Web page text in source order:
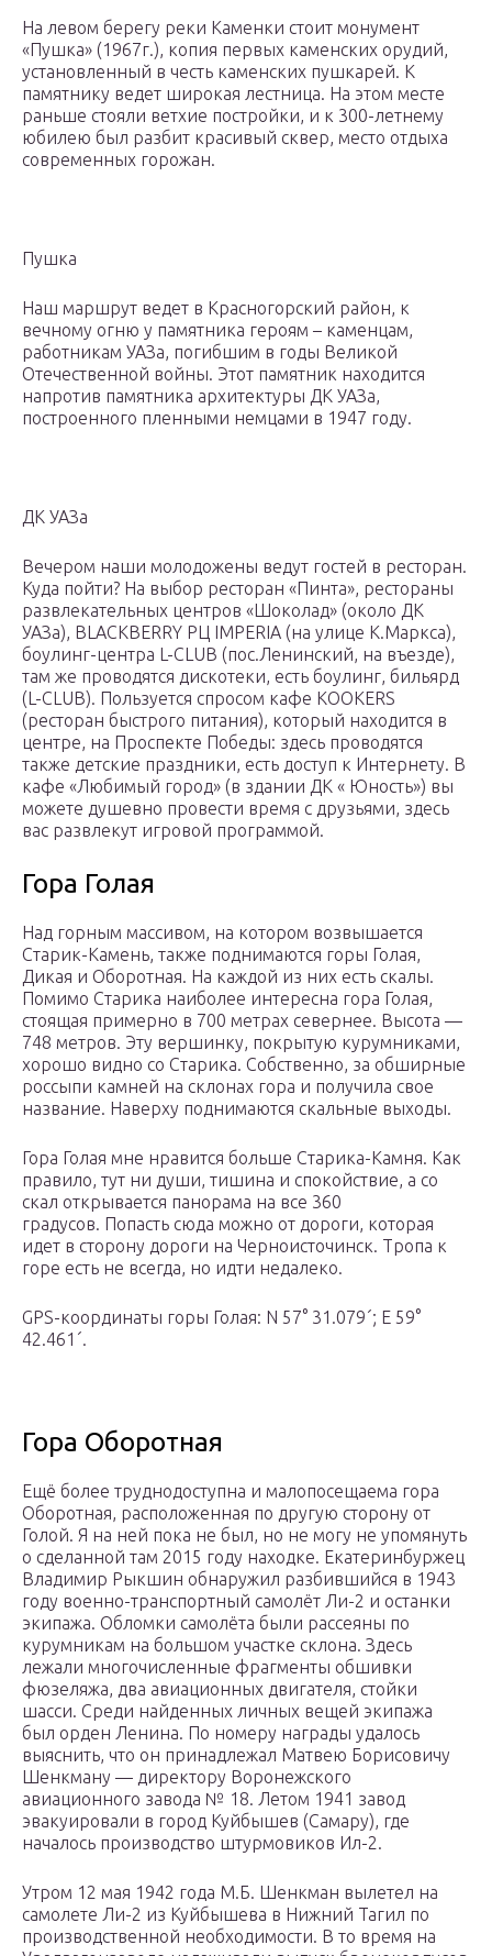
На левом берегу реки Каменки стоит монумент
«Пушка» (1967г.), копия первых каменских орудий,
установленный в честь каменских пушкарей. К
памятнику ведет широкая лестница. На этом месте
раньше стояли ветхие постройки, и к 300-летнему
юбилею был разбит красивый сквер, место отдыха
современных горожан.
Пушка
Наш маршрут ведет в Красногорский район, к
вечному огню у памятника героям – каменцам,
работникам УАЗа, погибшим в годы Великой
Отечественной войны. Этот памятник находится
напротив памятника архитектуры ДК УАЗа,
построенного пленными немцами в 1947 году.
ДК УАЗа
Вечером наши молодожены ведут гостей в ресторан.
Куда пойти? На выбор ресторан «Пинта», рестораны
развлекательных центров «Шоколад» (около ДК
УАЗа), BLACKBERRY РЦ IMPERIA (на улице К.Маркса),
боулинг-центра L-CLUB (пос.Ленинский, на въезде),
там же проводятся дискотеки, есть боулинг, бильярд
(L-CLUB). Пользуется спросом кафе KOOKERS
(ресторан быстрого питания), который находится в
центре, на Проспекте Победы: здесь проводятся
также детские праздники, есть доступ к Интернету. В
кафе «Любимый город» (в здании ДК « Юность») вы
можете душевно провести время с друзьями, здесь
вас развлекут игровой программой.
Гора Голая
Над горным массивом, на котором возвышается
Старик-Камень, также поднимаются горы Голая,
Дикая и Оборотная. На каждой из них есть скалы.
Помимо Старика наиболее интересна гора Голая,
стоящая примерно в 700 метрах севернее. Высота —
748 метров. Эту вершинку, покрытую курумниками,
хорошо видно со Старика. Собственно, за обширные
россыпи камней на склонах гора и получила свое
название. Наверху поднимаются скальные выходы.
Гора Голая мне нравится больше Старика-Камня. Как
правило, тут ни души, тишина и спокойствие, а со
скал открывается панорама на все 360
градусов. Попасть сюда можно от дороги, которая
идет в сторону дороги на Черноисточинск. Тропа к
горе есть не всегда, но идти недалеко.
GPS-координаты горы Голая: N 57° 31.079´; E 59°
42.461´.
Гора Оборотная
Ещё более труднодоступна и малопосещаема гора
Оборотная, расположенная по другую сторону от
Голой. Я на ней пока не был, но не могу не упомянуть
о сделанной там 2015 году находке. Екатеринбуржец
Владимир Рыкшин обнаружил разбившийся в 1943
году военно-транспортный самолёт Ли-2 и останки
экипажа. Обломки самолёта были рассеяны по
курумникам на большом участке склона. Здесь
лежали многочисленные фрагменты обшивки
фюзеляжа, два авиационных двигателя, стойки
шасси. Среди найденных личных вещей экипажа
был орден Ленина. По номеру награды удалось
выяснить, что он принадлежал Матвею Борисовичу
Шенкману — директору Воронежского
авиационного завода № 18. Летом 1941 завод
эвакуировали в город Куйбышев (Самару), где
началось производство штурмовиков Ил-2.
Утром 12 мая 1942 года М.Б. Шенкман вылетел на
самолете Ли-2 из Куйбышева в Нижний Тагил по
производственной необходимости. В то время на